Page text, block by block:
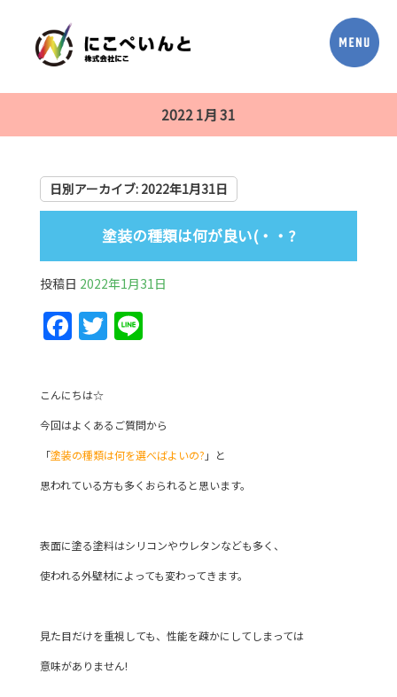
2022 1月 31
日別アーカイブ: 2022年1月31日
塗装の種類は何が良い(・・?
投稿日 2022年1月31日
F
c
e
b
o
o
T
er
Li
こんにちは☆
今回はよくあるご質問から
「塗装の種類は何を選べばよいの? 」と
思われている方も多くおられると思います。
表面に塗る塗料はシリコンやウレタンなども多く、
使われる外壁材によっても変わってきます。
見た目だけを重視しても、性能を疎かにしてしまっては
意味がありません!